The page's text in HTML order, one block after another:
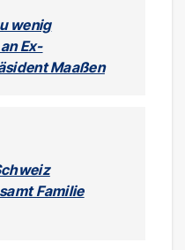
wenig
Ex-
Maaßen
Familie